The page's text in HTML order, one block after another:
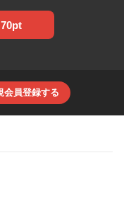
70pt
会員登録する